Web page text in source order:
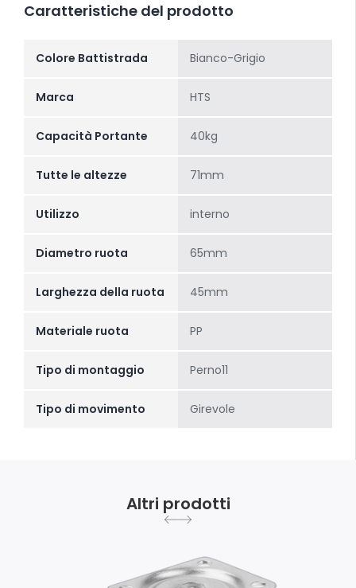
Caratteristiche del prodotto
Colore Battistrada Bianco-Grigio
Marca HTS
Capacità Portante 40kg
Tutte le altezze 71mm
Utilizzo interno
Diametro ruota 65mm
Larghezza della ruota 45mm
Materiale ruota PP
Tipo di montaggio Perno11
Tipo di movimento Girevole
Altri prodotti